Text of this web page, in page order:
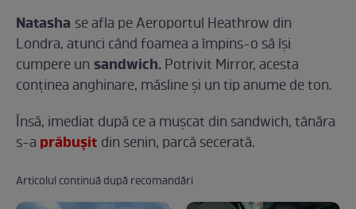
Natasha se afla pe Aeroportul Heathrow din
Londra, atunci când foamea a împins-o să își
cumpere un sandwich.Potrivit Mirror, acesta
conținea anghinare, măsline și un tip anume de ton.
Însă, imediat după ce a mușcat din sandwich, tânăra
s-a prăbușit din senin, parcă secerată.
Articolul continuă după recomandări